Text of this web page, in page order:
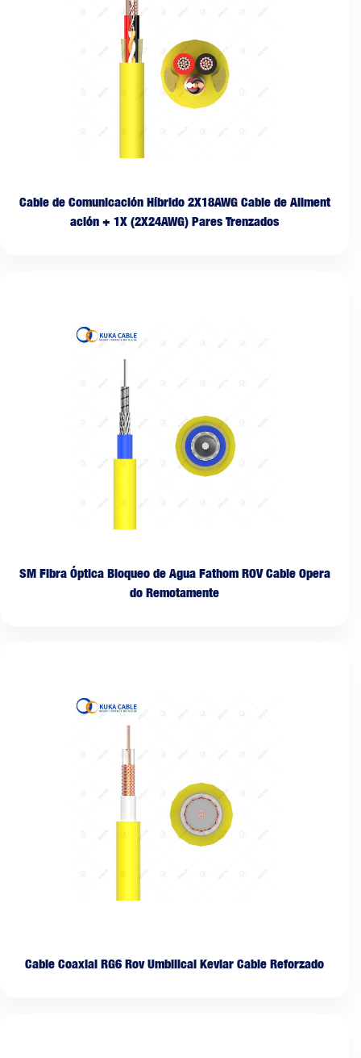
Cable de Comunicación Híbrido 2X18AWG Cable de Aliment
ación + 1X (2X24AWG) Pares Trenzados
SM Fibra Óptica Bloqueo de Agua Fathom ROV Cable Opera
do Remotamente
Cable Coaxial RG6 Rov Umbilical Kevlar Cable Reforzado